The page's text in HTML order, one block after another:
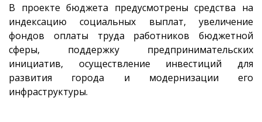
В проекте бюджета предусмотрены средства на
индексацию социальных выплат, увеличение
фондов оплаты труда работников бюджетной
сферы, поддержку предпринимательских
инициатив, осуществление инвестиций для
развития города и модернизации его
инфраструктуры.